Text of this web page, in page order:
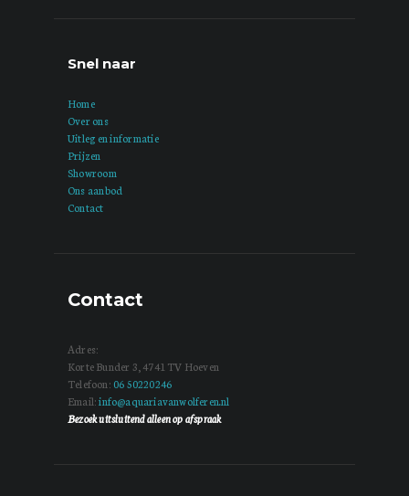
Snel naar
Home
Over ons
Uitleg en informatie
Prijzen
Showroom
Ons aanbod
Contact
Contact
Adres:
Korte Bunder 3, 4741 TV Hoeven
Telefoon: 06 50220246
Email:info@aquariavanwolferen.nl
Bezoek uitsluitend alleen op afspraak